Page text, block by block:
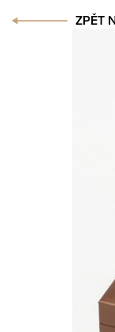
ZPĚT